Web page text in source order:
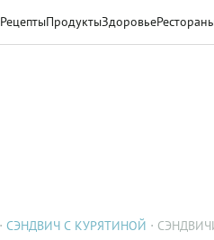
РецептыПродуктыЗдоровье
СЭНДВИЧ С КУРЯТИНОЙ